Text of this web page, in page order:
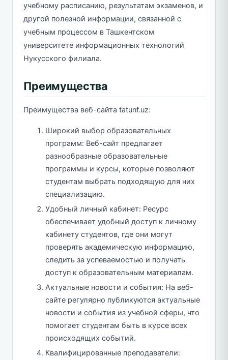
учебному расписанию, результатам экзаменов, и
другой полезной информации, связанной с
учебным процессом в Ташкентском
университете информационных технологий
Нукусского филиала.
Преимущества
Преимущества веб-сайта tatunf.uz:
Широкий выбор образовательных
программ: Веб-сайт предлагает
разнообразные образовательные
программы и курсы, которые позволяют
студентам выбрать подходящую для них
специализацию.
Удобный личный кабинет: Ресурс
обеспечивает удобный доступ к личному
кабинету студентов, где они могут
проверять академическую информацию,
следить за успеваемостью и получать
доступ к образовательным материалам.
Актуальные новости и события: На веб-
сайте регулярно публикуются актуальные
новости и события из учебной сферы, что
помогает студентам быть в курсе всех
происходящих событий.
Квалифицированные преподаватели: